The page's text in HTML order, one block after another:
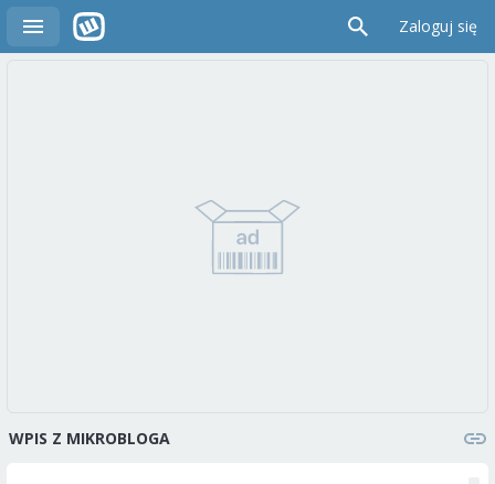
Zaloguj się
WPIS Z MIKROBLOGA